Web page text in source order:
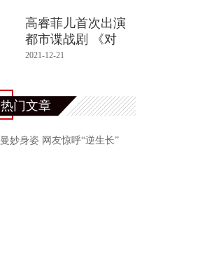
高睿菲儿首次出演
都市谍战剧 《对
手》实力
2021-12-21
热门文章